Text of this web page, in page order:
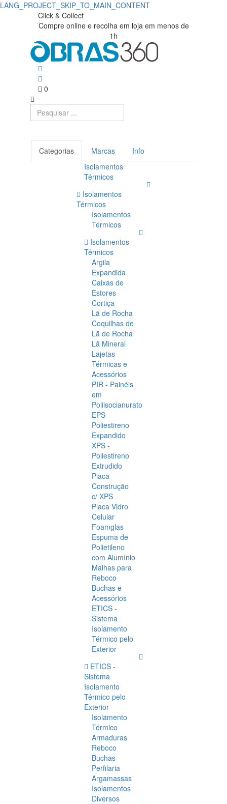
LANG_PROJECT_SKIP_TO_MAIN_CONTENT
Compre
ECOcantoneira
Obras360
Obras360
Materiais
Construção
Click & Collect
Compre online e recolha em loja em menos de
1h
0
Categorias Marcas
Info
Isolamentos
Térmicos
Isolamentos
Térmicos
Isolamentos
Térmicos
Isolamentos
Térmicos
Argila
Expandida
Caixas de
Estores
Cortiça
Lã de Rocha
Coquilhas de
Lã de Rocha
Lã Mineral
Lajetas
Térmicas e
Acessórios
PIR - Painéis
em
Poliisocianurato
EPS -
Poliestireno
Expandido
XPS -
Poliestireno
Extrudido
Placa
Construção
c/ XPS
Placa Vidro
Celular
Foamglas
Espuma de
Polietileno
com Alumínio
Malhas para
Reboco
Buchas e
Acessórios
ETICS -
Sistema
Isolamento
Térmico pelo
Exterior
ETICS -
Sistema
Isolamento
Térmico pelo
Exterior
Isolamento
Térmico
Armaduras
Reboco
Buchas
Perfilaria
Argamassas
Isolamentos
Diversos